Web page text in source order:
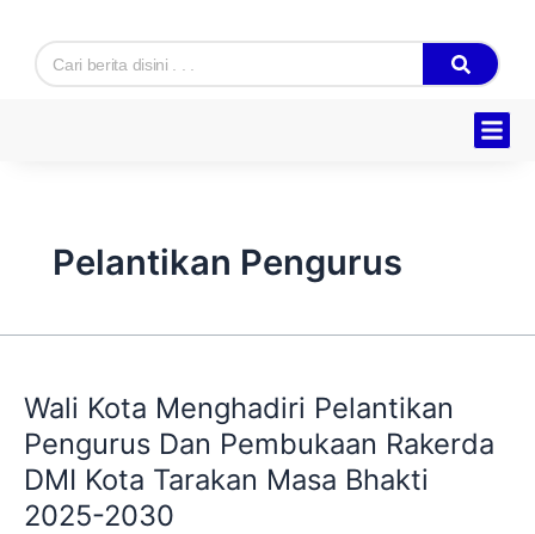
content
Search
Pelantikan Pengurus
Wali Kota Menghadiri Pelantikan
Pengurus Dan Pembukaan Rakerda
DMI Kota Tarakan Masa Bhakti
2025-2030
Menghadiri
Pelantikan
Pengurus
Dan
Pembukaan